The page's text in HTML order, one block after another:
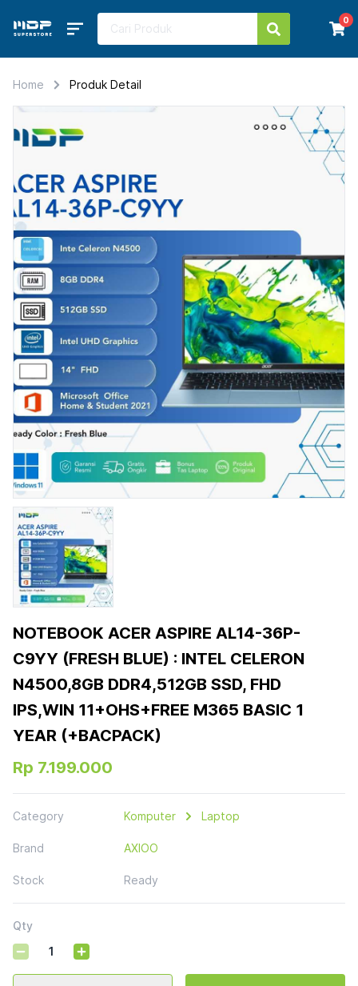
0
Home Produk Detail
NOTEBOOK ACER ASPIRE AL14-36P-
C9YY (FRESH BLUE) : INTEL CELERON
N4500,8GB DDR4,512GB SSD, FHD
IPS,WIN 11+OHS+FREE M365 BASIC 1
YEAR (+BACPACK)
Rp 7.199.000
Category Komputer Laptop
Brand AXIOO
Stock Ready
Qty